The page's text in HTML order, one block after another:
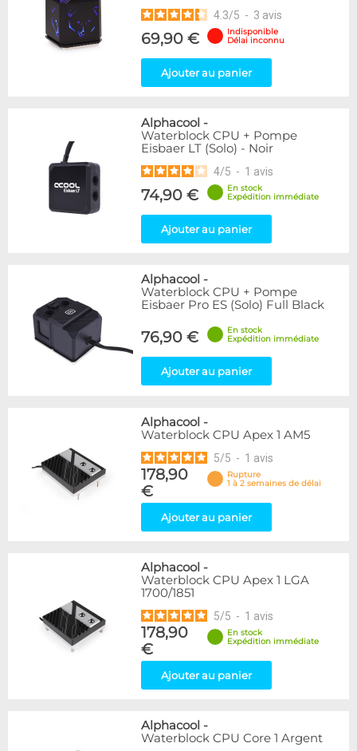
4.3/5 - 3 avis
69,90 €
Indisponible
Délai inconnu
Ajouter au panier
Alphacool -
Waterblock CPU + Pompe
Eisbaer LT (Solo) - Noir
4/5 - 1 avis
74,90 €
En stock
Expédition immédiate
Ajouter au panier
Alphacool -
Waterblock CPU + Pompe
Eisbaer Pro ES (Solo) Full Black
76,90 €
En stock
Expédition immédiate
Ajouter au panier
Alphacool -
Waterblock CPU Apex 1 AM5
5/5 - 1 avis
178,90
€
Rupture
1 à 2 semaines de délai
Ajouter au panier
Alphacool -
Waterblock CPU Apex 1 LGA
1700/1851
5/5 - 1 avis
178,90
€
En stock
Expédition immédiate
Ajouter au panier
Alphacool -
Waterblock CPU Core 1 Argent